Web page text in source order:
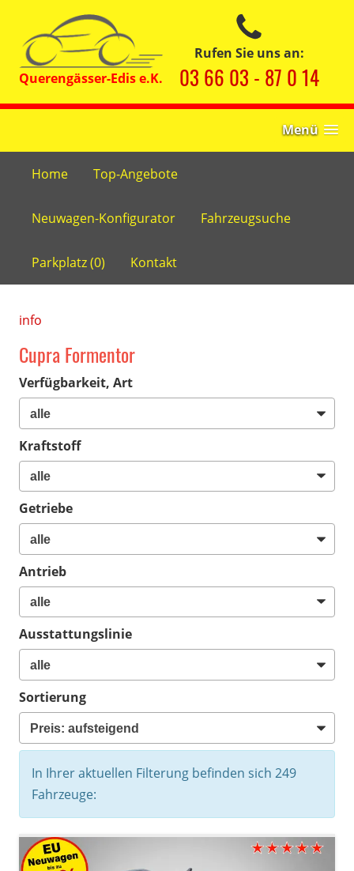
Rufen Sie uns an:
03 66 03 - 87 0 14
Menü
Home Top-Angebote
Neuwagen-Konfigurator Fahrzeugsuche
Parkplatz (0) Kontakt
info
Cupra Formentor
Verfügbarkeit, Art
Kraftstoff
Getriebe
Antrieb
Ausstattungslinie
Sortierung
In Ihrer aktuellen Filterung befinden sich 249
Fahrzeuge: